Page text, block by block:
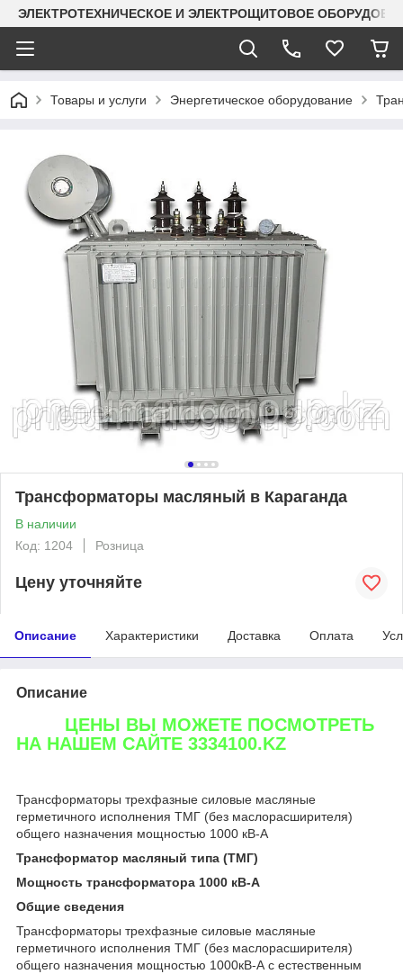
ЭЛЕКТРОТЕХНИЧЕСКОЕ И ЭЛЕКТРОЩИТОВОЕ
Товары и услуги Энергетическое оборудование
Трансформаторы масляный в Караганда
В наличии
Код: 1204
Розница
Цену уточняйте
Описание Характеристики Доставка Оплата
Описание
ЦЕНЫ ВЫ МОЖЕТЕ ПОСМОТРЕТЬ
НА НАШЕМ САЙТЕ 3334100.KZ
Трансформаторы трехфазные силовые масляные
герметичного исполнения ТМГ (без маслорасширителя)
общего назначения мощностью 1000 кВ-А
Трансформатор масляный типа (ТМГ)
Мощность трансформатора 1000 кВ-А
Общие сведения
Трансформаторы трехфазные силовые масляные
герметичного исполнения ТМГ (без маслорасширителя)
общего назначения мощностью 1000кВ-А с естественным